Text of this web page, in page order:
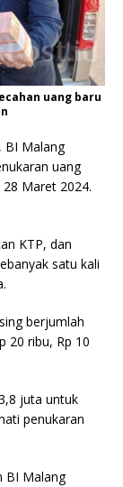
uang baru
BI Malang
uang
Maret 2024.
KTP, dan
satu kali
berjumlah
20 ribu, Rp 10
juta untuk
penukaran
BI Malang